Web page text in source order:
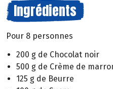
Ingrédients
Pour 8 personnes
200 g de Chocolat noir
500 g de Crème de
125 g de Beurre